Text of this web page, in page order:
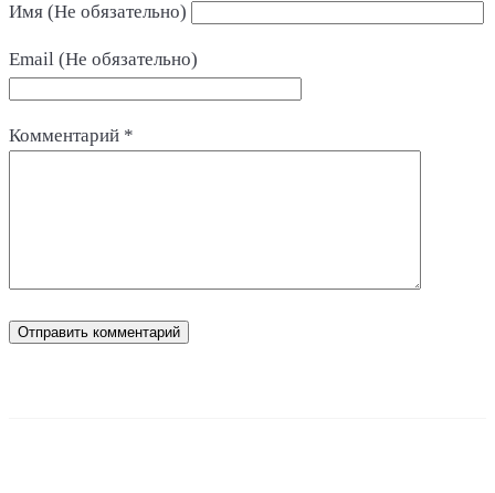
Имя (Не обязательно)
Email (Не обязательно)
Комментарий *